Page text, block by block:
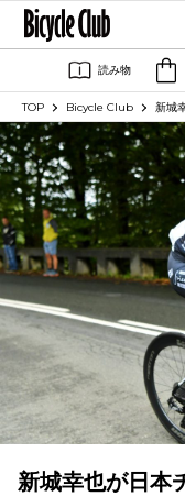
読み物
TOP Bicycle Club 新城
新城幸也が日本